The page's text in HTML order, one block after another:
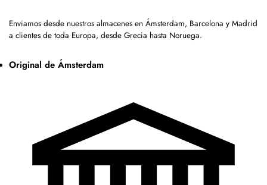
Enviamos desde nuestros almacenes en Ámsterdam, Barcelona y Madrid
a clientes de toda Europa, desde Grecia hasta Noruega.
Original de Ámsterdam